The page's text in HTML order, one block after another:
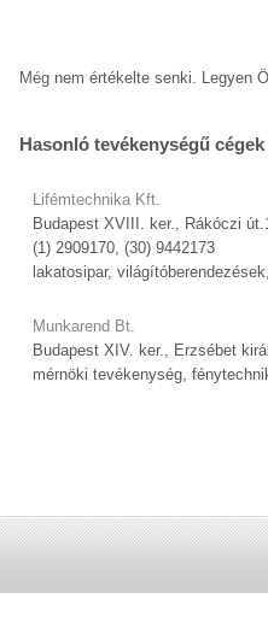
Még nem értékelte senki. Legyen
Hasonló tevékenységű
Lifémtechnika Kft.
Budapest XVIII. ker., Rákóczi
(1) 2909170, (30) 9442173
lakatosipar,
Munkarend Bt.
Budapest XIV. ker., Erzsébet
mérnöki tevékenység,